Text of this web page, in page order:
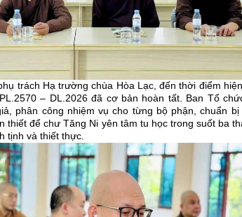
trách Hạ trường chùa Hòa Lạc, đến thời điểm
– DL.2026 đã cơ bản hoàn tất. Ban Tổ
phân công nhiệm vụ cho từng bộ phận, chuẩn
thiết để chư Tăng Ni yên tâm tu học trong suốt ba
tịnh và thiết thực.